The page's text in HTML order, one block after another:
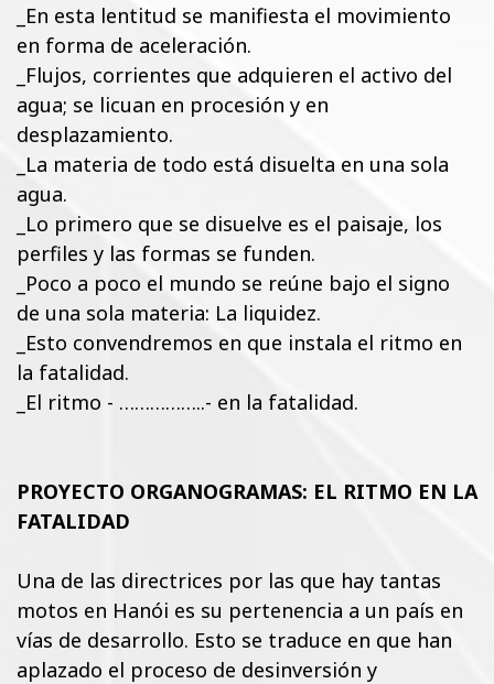
_En esta lentitud se manifiesta el movimiento
en forma de aceleración.
_Flujos, corrientes que adquieren el activo del
agua; se licuan en procesión y en
desplazamiento.
_La materia de todo está disuelta en una sola
agua.
_Lo primero que se disuelve es el paisaje, los
perfiles y las formas se funden.
_Poco a poco el mundo se reúne bajo el signo
de una sola materia: La liquidez.
_Esto convendremos en que instala el ritmo en
la fatalidad.
_El ritmo - ……………..- en la fatalidad.
PROYECTO ORGANOGRAMAS: EL RITMO EN LA
FATALIDAD
Una de las directrices por las que hay tantas
motos en Hanói es su pertenencia a un país en
vías de desarrollo. Esto se traduce en que han
aplazado el proceso de desinversión y